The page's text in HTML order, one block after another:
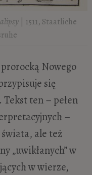
| 1511, Staatliche
Nowego
się
ten – pełen
–
ale też
„uwikłanych” w
w wierze,